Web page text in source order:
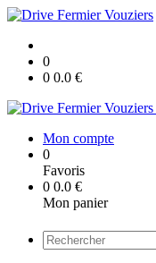
0
0 0.0 €
Mon compte
0
Favoris
0 0.0 €
Mon panier